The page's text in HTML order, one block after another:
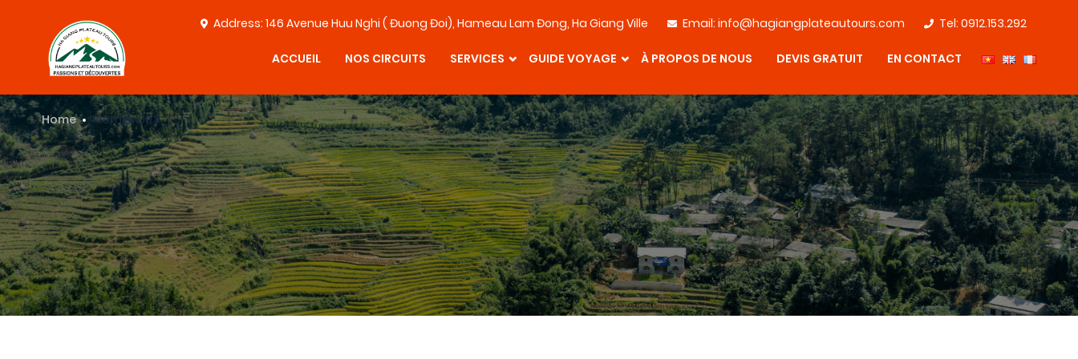
Address: 146 Avenue Huu Nghi ( Đuong Đoi), Hameau Lam Đong, Ha Giang Ville Email: info@hagiangplateautours.com Tel: 0912.153.292
ACCUEIL NOS CIRCUITS SERVICES GUIDE VOYAGE À PROPOS DE NOUS DEVIS GRATUIT EN CONTACT
Home Premier 003